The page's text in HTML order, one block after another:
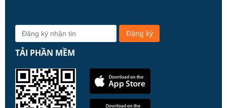
TẢI PHẦN MỀM